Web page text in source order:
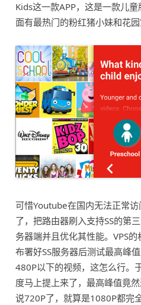
Kids这一款APP，这是一款儿
面有最热门的粉红猪小妹和花园
可惜Youtube在国内无法正常访
了，把路由器刷入支持SS的第
务器端并且优化其性能。VPS的
布署好SS服务器后测试最高峰
480P以下的视频，这怎么行。
度马上提上来了，最高峰值竟
说720P了，就算是1080P都完